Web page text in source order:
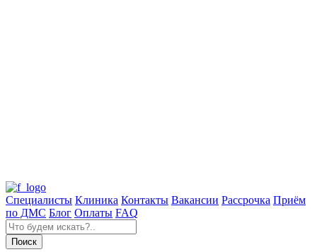
Специалисты Клиника Контакты Вакансии Рассрочка Приём
по ДМС Блог Оплаты FAQ